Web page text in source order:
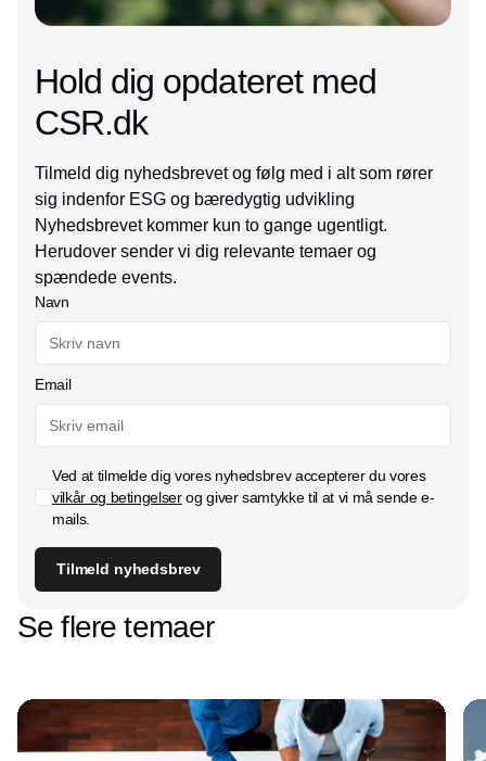
Hold dig opdateret med
CSR.dk
Tilmeld dig nyhedsbrevet og følg med i alt som rører
sig indenfor ESG og bæredygtig udvikling
Nyhedsbrevet kommer kun to gange ugentligt.
Herudover sender vi dig relevante temaer og
spændede events.
Navn
Email
Ved at tilmelde dig vores nyhedsbrev accepterer du vores
vilkår og betingelserog giver samtykke til at vi må sende e-
mails.
Tilmeld nyhedsbrev
Se flere temaer